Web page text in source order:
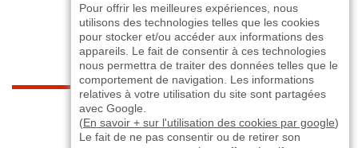
Pour offrir les meilleures expériences, nous
utilisons des technologies telles que les cookies
pour stocker et/ou accéder aux informations des
appareils. Le fait de consentir à ces technologies
nous permettra de traiter des données telles que le
comportement de navigation. Les informations
relatives à votre utilisation du site sont partagées
avec Google.
(En savoir + sur l'utilisation des cookies par google)
Le fait de ne pas consentir ou de retirer son